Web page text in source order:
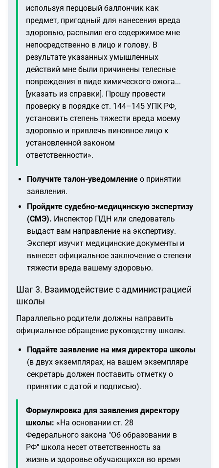
используя перцовый баллончик как
предмет, пригодный для нанесения вреда
здоровью, распылил его содержимое мне
непосредственно в лицо и голову. В
результате указанных умышленных
действий мне были причинены телесные
повреждения в виде химического ожога...
[указать из справки]. Прошу провести
проверку в порядке ст. 144–145 УПК РФ,
установить степень тяжести вреда моему
здоровью и привлечь виновное лицо к
установленной законом
ответственности».
Получите талон-уведомление о принятии
заявления.
Пройдите судебно-медицинскую экспертизу
(СМЭ). Инспектор ПДН или следователь
выдаст вам направление на экспертизу.
Эксперт изучит медицинские документы и
вынесет официальное заключение о степени
тяжести вреда вашему здоровью.
Шаг 3. Взаимодействие с администрацией
школы
Параллельно родители должны направить
официальное обращение руководству школы.
Подайте заявление на имя директора школы
(в двух экземплярах, на вашем экземпляре
секретарь должен поставить отметку о
принятии с датой и подписью).
Формулировка для заявления директору
школы: «На основании ст. 28
Федерального закона "Об образовании в
РФ" школа несет ответственность за
жизнь и здоровье обучающихся во время